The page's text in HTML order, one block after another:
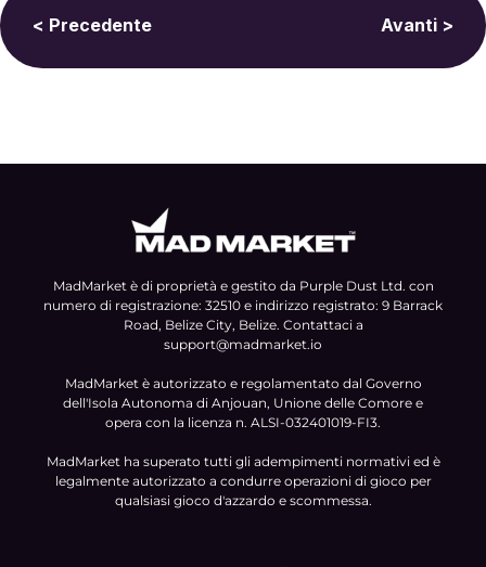
< Precedente Avanti >
MadMarket è di proprietà e gestito da Purple Dust Ltd. con
numero di registrazione: 32510 e indirizzo registrato: 9 Barrack
Road, Belize City, Belize. Contattaci a
support@madmarket.io
MadMarket è autorizzato e regolamentato dal Governo
dell'Isola Autonoma di Anjouan, Unione delle Comore e
opera con la licenza n. ALSI-032401019-FI3.
MadMarket ha superato tutti gli adempimenti normativi ed è
legalmente autorizzato a condurre operazioni di gioco per
qualsiasi gioco d'azzardo e scommessa.